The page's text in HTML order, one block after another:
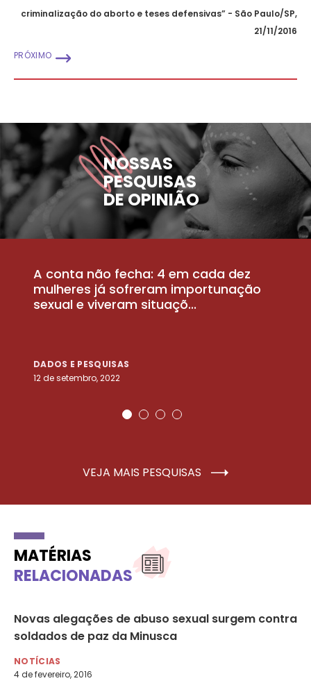
criminalização do aborto e teses defensivas” - São Paulo/SP,
21/11/2016
PRÓXIMO
NOSSAS
PESQUISAS
DE OPINIÃO
A conta não fecha: 4 em cada dez
mulheres já sofreram importunação
sexual e viveram situaçõ...
DADOS E PESQUISAS
12 de setembro, 2022
VEJA MAIS PESQUISAS
MATÉRIAS
RELACIONADAS
Novas alegações de abuso sexual surgem contra
soldados de paz da Minusca
NOTÍCIAS
4 de fevereiro, 2016